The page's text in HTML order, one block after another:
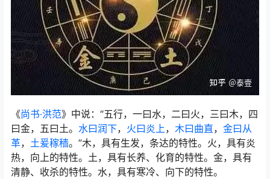
《尚书·洪范》中说：“五行，一曰水，二曰火，三曰木，四
曰金，五曰土。 水曰润下， 火曰炎上， 木曰曲直， 金曰从
革， 土爰稼穑。”木，具有生发，条达的特性。火，具有炎
热，向上的特性。土，具有长养、化育的特性。金，具有
清静、收杀的特性。水，具有寒冷、向下的特性。